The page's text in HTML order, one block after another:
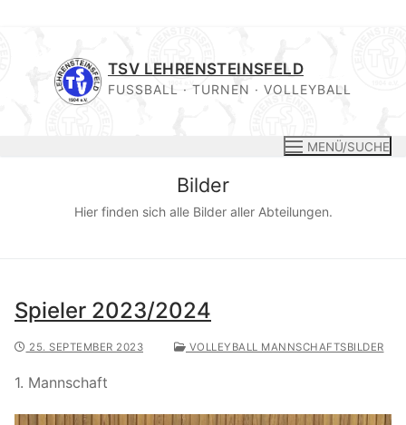
springen
TSV LEHRENSTEINSFELD
FUSSBALL · TURNEN · VOLLEYBALL
MENÜ/SUCHE
Bilder
Hier finden sich alle Bilder aller Abteilungen.
Spieler 2023/2024
25. SEPTEMBER 2023 VOLLEYBALL MANNSCHAFTSBILDER
1. Mannschaft